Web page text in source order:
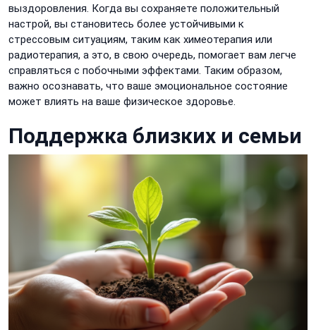
выздоровления. Когда вы сохраняете положительный
настрой, вы становитесь более устойчивыми к
стрессовым ситуациям, таким как химеотерапия или
радиотерапия, а это, в свою очередь, помогает вам легче
справляться с побочными эффектами. Таким образом,
важно осознавать, что ваше эмоциональное состояние
может влиять на ваше физическое здоровье.
Поддержка близких и семьи